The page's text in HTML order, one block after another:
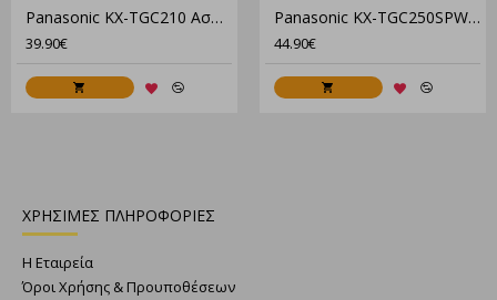
Panasonic KX-TGC210 Ασύρματο Τηλέφωνο Με Φωτισμό & Ανοικτή Ακρόαση
39.90€
Panasonic KX-TGC250SPW Ασύρματο Τηλέφωνο Λευκό Με Ανοικτή Ακρόαση & Φωτισμό
44.90€
ΧΡΗΣΙΜΕΣ ΠΛΗΡΟΦΟΡΙΕΣ
Η Εταιρεία
Όροι Χρήσης & Προυποθέσεων